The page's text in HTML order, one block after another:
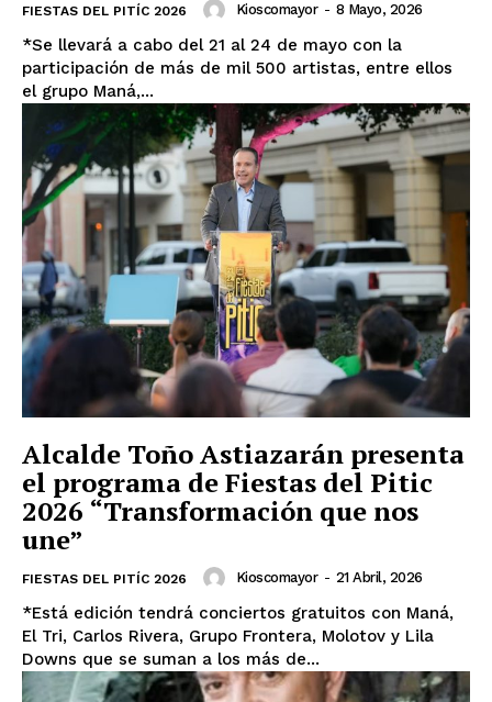
FIESTAS DEL PITÍC 2026 Kioscomayor - 8 Mayo, 2026
*Se llevará a cabo del 21 al 24 de mayo con la
participación de más de mil 500 artistas, entre ellos
el grupo Maná,...
Alcalde Toño Astiazarán presenta
el programa de Fiestas del Pitic
2026 “Transformación que nos
une”
FIESTAS DEL PITÍC 2026 Kioscomayor - 21 Abril, 2026
*Está edición tendrá conciertos gratuitos con Maná,
El Tri, Carlos Rivera, Grupo Frontera, Molotov y Lila
Downs que se suman a los más de...